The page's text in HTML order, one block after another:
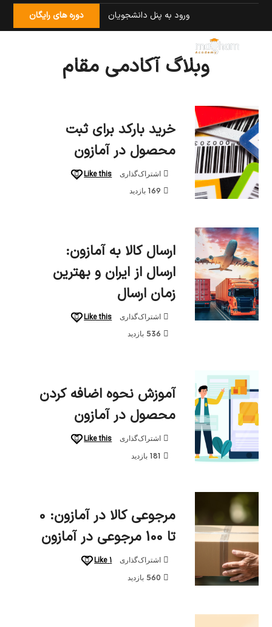
ورود به پنل دانشجویان دوره های رایگان
مقام
وبلاگ آکادمی مقام
خرید بارکد برای ثبت
محصول در آمازون
اشتراک‌گذاری Like this
ارسال کالا به آمازون:
ارسال از ایران و بهترین
زمان ارسال
اشتراک‌گذاری Like this
آموزش نحوه اضافه کردن
محصول در آمازون
اشتراک‌گذاری Like this
مرجوعی کالا در آمازون: 0
تا 100 مرجوعی در آمازون
اشتراک‌گذاری 1
Like